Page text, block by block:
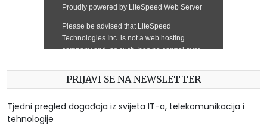
PRIJAVI SE NA NEWSLETTER
Tjedni pregled događaja iz svijeta IT-a, telekomunikacija i
tehnologije